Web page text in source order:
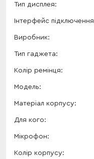
Тип дисплея
Інтерфейс підключення
Виробник
Тип гаджета
Колір ремінця
Модель
Матеріал корпусу
Для кого
Мікрофон
Колір корпусу